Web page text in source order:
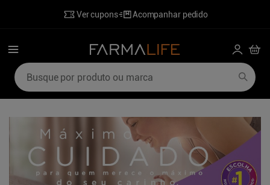
Ver cupons Acompanhar pedido
Busque por produto ou marca
lenzetto
º
4
ozivy
perfumes
8
desodorante
9º
sabonete liquido